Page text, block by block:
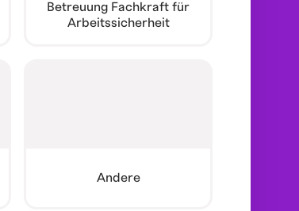
Betreuung Fachkraft für
Arbeitssicherheit
Andere